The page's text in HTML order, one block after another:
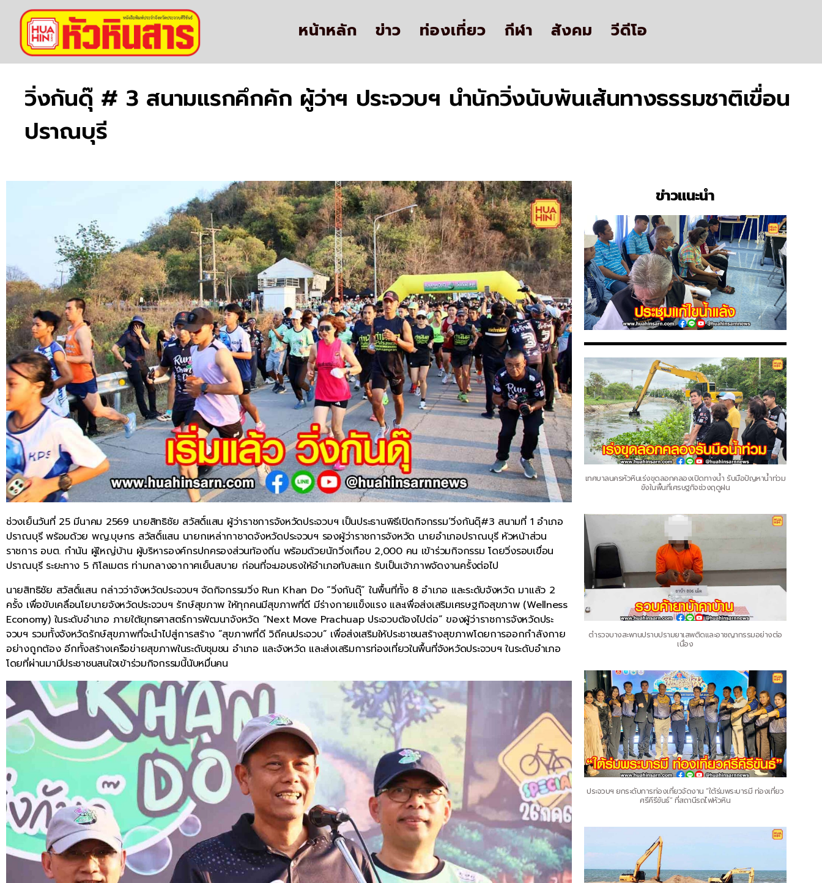
หน้าหลัก ข่าว ท่องเที่ยว กีฬา สังคม วีดีโอ
วิ่งกันดุ๊ # 3 สนามแรกคึกคัก ผู้ว่าฯ ประจวบฯ นำนักวิ่งนับพันเส้นทางธรรมชาติเขื่อน
ปราณบุรี
ช่วงเย็นวันที่ 25 มีนาคม 2569 นายสิทธิชัย สวัสดิ์แสน ผู้ว่าราชการจังหวัดประจวบฯ เป็นประธานพิธีเปิดกิจกรรม‘วิ่งกันดุ๊#3 สนามที่ 1 อำเภอ
ปราณบุรี พร้อมด้วย พญ.บุษกร สวัสดิ์แสน นายกเหล่ากาชาดจังหวัดประจวบฯ รองผู้ว่าราชการจังหวัด นายอำเภอปราณบุรี หัวหน้าส่วน
ราชการ อบต. กำนัน ผู้ใหญ่บ้าน ผู้บริหารองค์กรปกครองส่วนท้องถิ่น พร้อมด้วยนักวิ่งเกือบ 2,000 คน เข้าร่วมกิจกรรม โดยวิ่งรอบเขื่อน
ปราณบุรี ระยะทาง 5 กิโลเมตร ท่ามกลางอากาศเย็นสบาย ก่อนที่จะมอบธงให้อำเภอทับสะแก รับเป็นเจ้าภาพจัดงานครั้งต่อไป
นายสิทธิชัย สวัสดิ์แสน กล่าวว่าจังหวัดประจวบฯ จัดกิจกรรมวิ่ง Run Khan Do “วิ่งกันดุ๊” ในพื้นที่ทั้ง 8 อำเภอ และระดับจังหวัด มาแล้ว 2
ครั้ง เพื่อขับเคลื่อนโยบายจังหวัดประจวบฯ รักษ์สุขภาพ ให้ทุกคนมีสุขภาพที่ดี มีร่างกายแข็งแรง และเพื่อส่งเสริมเศรษฐกิจสุขภาพ (Wellness
Economy) ในระดับอำเภอ ภายใต้ยุทธศาสตร์การพัฒนาจังหวัด “Next Move Prachuap ประจวบต้องไปต่อ” ของผู้ว่าราชการจังหวัดประ
จวบฯ รวมทั้งจังหวัดรักษ์สุขภาพที่จะนำไปสู่การสร้าง ”สุขภาพที่ดี วิถีคนประจวบ” เพื่อส่งเสริมให้ประชาชนสร้างสุขภาพโดยการออกกำลังกาย
อย่างถูกต้อง อีกทั้งสร้างเครือข่ายสุขภาพในระดับชุมชน อำเภอ และจังหวัด และส่งเสริมการท่องเที่ยวในพื้นที่จังหวัดประจวบฯ ในระดับอำเภอ
โดยที่ผ่านมามีประชาชนสนใจเข้าร่วมกิจกรรมนี้นับหมื่นคน
ข่าวแนะนำ
เทศบาลนครหัวหินเร่งขุดลอกคลองเปิดทางน้ำ รับมือปัญหาน้ำท่วม
ขังในพื้นที่เศรษฐกิจช่วงฤดูฝน
ตำรวจบางสะพานปราบปรามยาเสพติดและอาชญากรรมอย่างต่อ
เนื่อง
ประจวบฯ ยกระดับการท่องเที่ยวจัดงาน “ใต้ร่มพระบารมี ท่องเที่ยว
ศรีคีรีขันธ์” ที่สถานีรถไฟหัวหิน